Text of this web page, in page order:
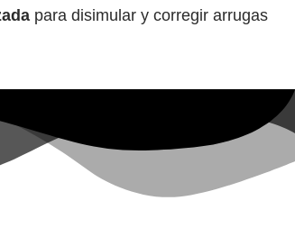
para disimular y corregir arrugas